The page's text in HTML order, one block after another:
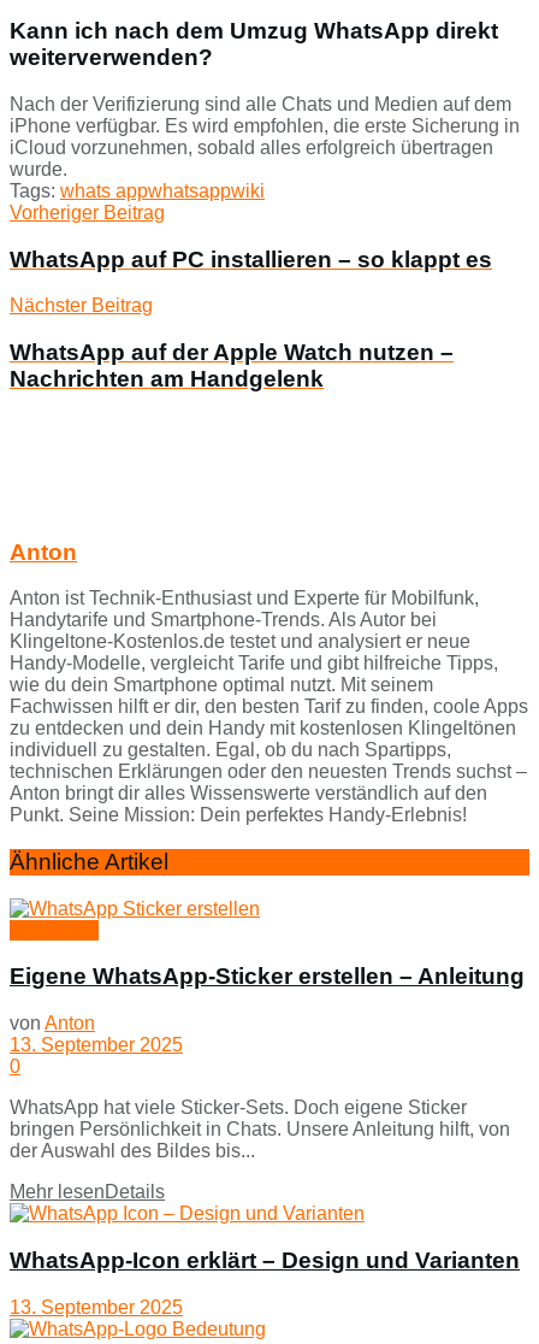
Kann ich nach dem Umzug WhatsApp direkt
weiterverwenden?
Nach der Verifizierung sind alle Chats und Medien auf dem
iPhone verfügbar. Es wird empfohlen, die erste Sicherung in
iCloud vorzunehmen, sobald alles erfolgreich übertragen
wurde.
Tags: whats appwhatsappwiki
Vorheriger Beitrag
WhatsApp auf PC installieren – so klappt es
Nächster Beitrag
WhatsApp auf der Apple Watch nutzen –
Nachrichten am Handgelenk
Anton
Anton ist Technik-Enthusiast und Experte für Mobilfunk,
Handytarife und Smartphone-Trends. Als Autor bei
Klingeltone-Kostenlos.de testet und analysiert er neue
Handy-Modelle, vergleicht Tarife und gibt hilfreiche Tipps,
wie du dein Smartphone optimal nutzt. Mit seinem
Fachwissen hilft er dir, den besten Tarif zu finden, coole Apps
zu entdecken und dein Handy mit kostenlosen Klingeltönen
individuell zu gestalten. Egal, ob du nach Spartipps,
technischen Erklärungen oder den neuesten Trends suchst –
Anton bringt dir alles Wissenswerte verständlich auf den
Punkt. Seine Mission: Dein perfektes Handy-Erlebnis!
Ähnliche Artikel
Eigene WhatsApp-Sticker erstellen – Anleitung
von Anton
13. September 2025
0
WhatsApp hat viele Sticker-Sets. Doch eigene Sticker
bringen Persönlichkeit in Chats. Unsere Anleitung hilft, von
der Auswahl des Bildes bis...
Mehr lesenDetails
WhatsApp-Icon erklärt – Design und Varianten
13. September 2025